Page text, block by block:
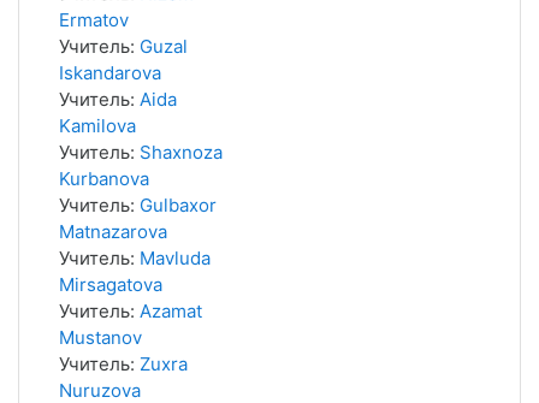
Ermatov
Учитель: Guzal
Iskandarova
Учитель: Aida
Kamilova
Учитель: Shaxnoza
Kurbanova
Учитель: Gulbaxor
Matnazarova
Учитель: Mavluda
Mirsagatova
Учитель: Azamat
Mustanov
Учитель: Zuxra
Nuruzova